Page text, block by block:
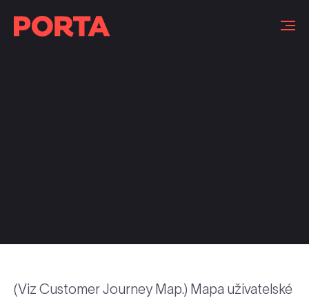
(Viz Customer Journey Map.) Mapa uživatelské